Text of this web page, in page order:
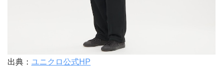
出典： ユニクロ公式HP